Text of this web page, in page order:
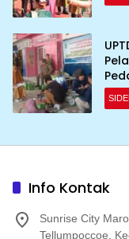
Info Kontak
Sunrise City
Tellumpoccoe,